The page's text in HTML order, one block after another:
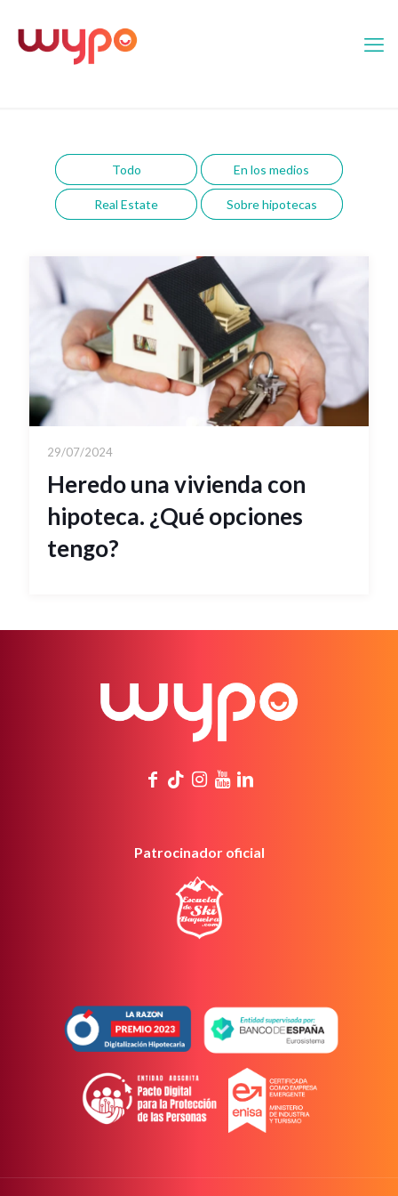
Todo En los medios
Real Estate Sobre hipotecas
29/07/2024
Heredo una vivienda con
hipoteca. ¿Qué opciones
tengo?
Patrocinador oficial